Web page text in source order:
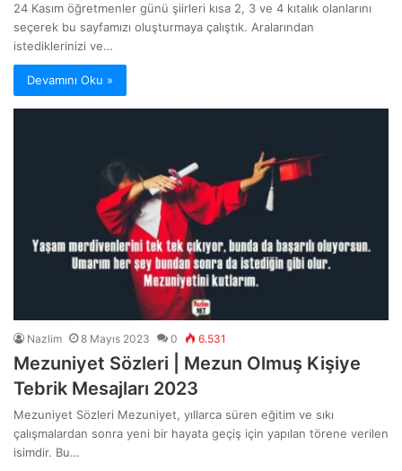
24 Kasım öğretmenler günü şiirleri kısa 2, 3 ve 4 kıtalık olanlarını
seçerek bu sayfamızı oluşturmaya çalıştık. Aralarından
istediklerinizi ve…
Devamını Oku »
Nazlim 8 Mayıs 2023 0 6.531
Mezuniyet Sözleri | Mezun Olmuş Kişiye
Tebrik Mesajları 2023
Mezuniyet Sözleri Mezuniyet, yıllarca süren eğitim ve sıkı
çalışmalardan sonra yeni bir hayata geçiş için yapılan törene verilen
isimdir. Bu…